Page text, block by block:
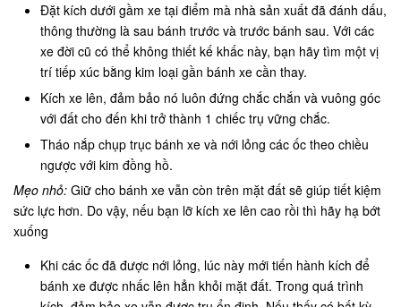
Đặt kích dưới gầm xe tại điểm mà nhà sản xuất đã đánh dấu,
thông thường là sau bánh trước và trước bánh sau. Với các
xe đời cũ có thể không thiết kế khấc này, bạn hãy tìm một vị
trí tiếp xúc bằng kim loại gần bánh xe cần thay.
Kích xe lên, đảm bảo nó luôn đứng chắc chắn và vuông góc
với đất cho đến khi trở thành 1 chiếc trụ vững chắc.
Tháo nắp chụp trục bánh xe và nới lỏng các ốc theo chiều
ngược với kim đồng hồ.
Mẹo nhỏ: Giữ cho bánh xe vẫn còn trên mặt đất sẽ giúp tiết kiệm
sức lực hơn. Do vậy, nếu bạn lỡ kích xe lên cao rồi thì hãy hạ bớt
xuống
Khi các ốc đã được nới lỏng, lúc này mới tiến hành kích để
bánh xe được nhấc lên hẳn khỏi mặt đất. Trong quá trình